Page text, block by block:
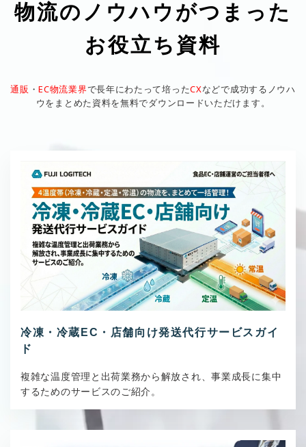
物流のノウハウがつまった
お役立ち資料
通販 ・EC物流業界で長年にわたって培ったCXなどで成功するノウハ
ウをまとめた資料を無料でダウンロードいただけます。
冷凍・冷蔵EC・店舗向け発送代行サービスガイ
ド
複雑な温度管理と出荷業務から解放され、事業成長に集中
するためのサービスのご紹介。